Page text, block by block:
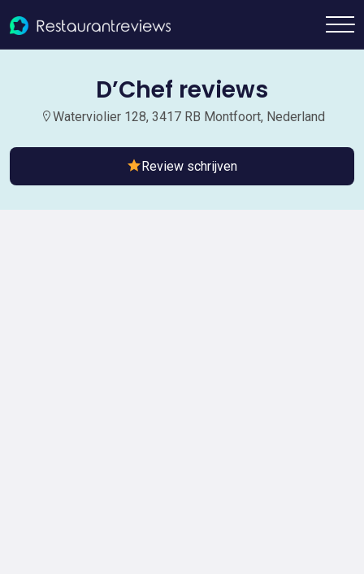
D’Chef reviews
Waterviolier 128, 3417 RB Montfoort, Nederland
Review schrijven